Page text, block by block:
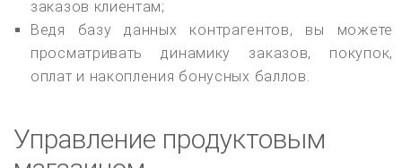
заказов клиентам;
Ведя базу данных контрагентов, вы можете
просматривать динамику заказов, покупок,
оплат и накопления бонусных баллов.
Управление продуктовым